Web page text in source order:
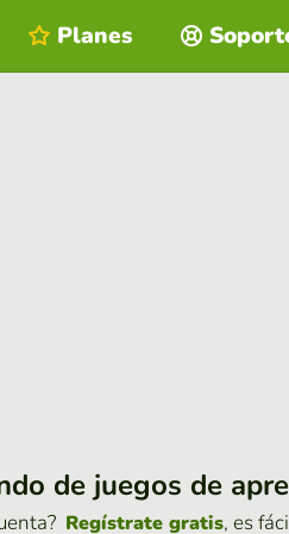
Planes
de juegos de
Regístrate gratis, es